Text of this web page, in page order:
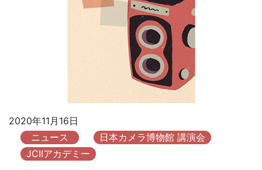
2020年11月16日
ニュース
日本カメラ博物館 講演会
JCIIアカデミー